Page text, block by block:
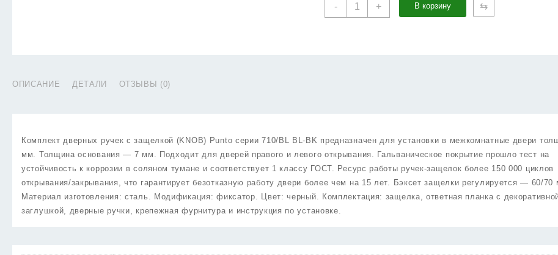
- + В корзину ⇆
ОПИСАНИЕ ДЕТАЛИ ОТЗЫВЫ (0)
Комплект дверных ручек с защелкой (KNOB) Punto серии 710/BL BL-BK предназначен для установки в межкомнатные двери
мм. Толщина основания — 7 мм. Подходит для дверей правого и левого открывания. Гальваническое покрытие прошло тест на
устойчивость к коррозии в соляном тумане и соответствует 1 классу ГОСТ. Ресурс работы ручек-защелок более 150 000 циклов
открывания/закрывания, что гарантирует безотказную работу двери более чем на 15 лет. Бэксет защелки регулируется — 60/70
Материал изготовления: сталь. Модификация: фиксатор. Цвет: черный. Комплектация: защелка, ответная планка с
заглушкой, дверные ручки, крепежная фурнитура и инструкция по установке.